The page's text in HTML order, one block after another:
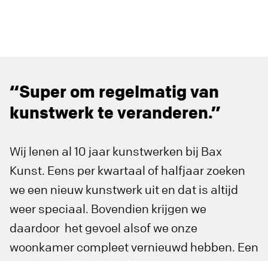
“Super om regelmatig van
kunstwerk te veranderen.”
Wij lenen al 10 jaar kunstwerken bij Bax
Kunst. Eens per kwartaal of halfjaar zoeken
we een nieuw kunstwerk uit en dat is altijd
weer speciaal. Bovendien krijgen we
daardoor het gevoel alsof we onze
woonkamer compleet vernieuwd hebben. Een